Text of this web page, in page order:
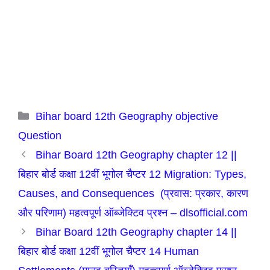
Categories
Bihar board 12th Geography objective
Question
Bihar Board 12th Geography chapter 12 ||
बिहार बोर्ड कक्षा 12वीं भूगोल चैप्टर 12 Migration: Types,
Causes, and Consequences (प्रवास: प्रकार, कारण
और परिणाम) महत्वपूर्ण ऑब्जेक्टिव प्रश्न – dlsofficial.com
Bihar Board 12th Geography chapter 14 ||
बिहार बोर्ड कक्षा 12वीं भूगोल चैप्टर 14 Human